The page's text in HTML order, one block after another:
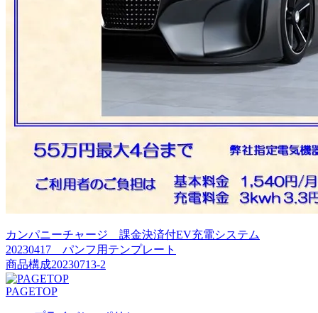
カンパニーチャージ＿課金決済付EV充電システム
20230417 パンフ用テンプレート
商品構成20230713-2
PAGETOP